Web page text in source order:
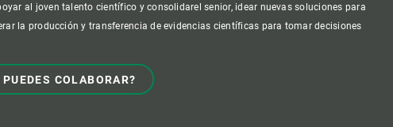
al joven talento científico y consolidarel senior, idear nuevas soluciones para
la producción y transferencia de evidencias científicas para tomar decisiones
COLABORAR?